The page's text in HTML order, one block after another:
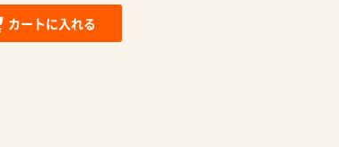
カートに入れる
お買い物を続ける